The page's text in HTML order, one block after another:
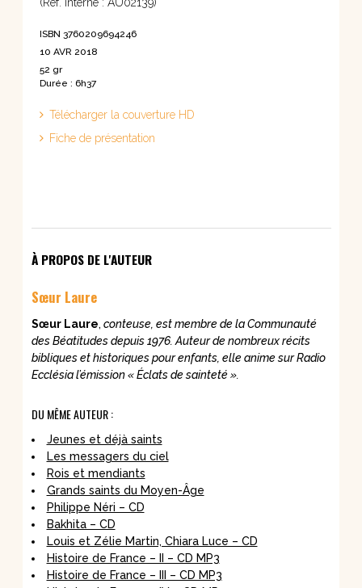
ISBN 3760209694246
10 AVR 2018
52 gr
Durée : 6h37
Télécharger la couverture HD
Fiche de présentation
À PROPOS DE L'AUTEUR
Sœur Laure
Sœur Laure, conteuse, est membre de la Communauté
des Béatitudes depuis 1976. Auteur de nombreux récits
bibliques et historiques pour enfants, elle anime sur Radio
Ecclésia l’émission « Éclats de sainteté ».
DU MÊME AUTEUR :
Jeunes et déjà saints
Les messagers du ciel
Rois et mendiants
Grands saints du Moyen-Âge
Philippe Néri – CD
Bakhita – CD
Louis et Zélie Martin, Chiara Luce – CD
Histoire de France – II – CD MP3
Histoire de France – III – CD MP3